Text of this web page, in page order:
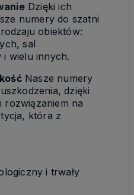
Dzięki ich
numery do szatni
obiektów:
sal
wielu innych.
Nasze numery
dzięki
rozwiązaniem na
która z
i trwały